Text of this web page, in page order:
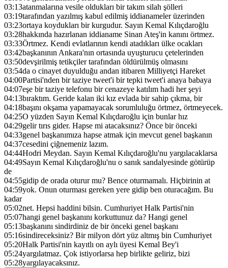
03:13atanmalarına vesile oldukları bir takım silah şölleri
03:19tarafından yazılmış kabul edilmiş iddianameler üzerinden
03:23ortaya koydukları bir kurgudur. Sayın Kemal Kılıçdaroğlu
03:28hakkında hazırlanan iddianame Sinan Ateş'in kanını örtmez.
03:33Örtmez. Kendi evlatlarının kendi atadıkları ülke ocakları
03:42başkanının Ankara'nın ortasında uyuşturucu çetelerinden
03:50devşirilmiş tetikçiler tarafından öldürülmüş olmasını
03:54da o cinayet duyulduğu andan itibaren Milliyetçi Hareket
04:00Partisi'nden bir taziye tweet'i bir tepki tweet'i anaya babaya
04:07eşe bir taziye telefonu bir cenazeye katılım hadi her şeyi
04:13bıraktım. Geride kalan iki kız evlada bir sahip çıkma, bir
04:18başını okşama yapamayacak sorumluluğu örtmez, örtmeyecek.
04:25O yüzden Sayın Kemal Kılıçdaroğlu için bunlar hız
04:29gelir tırıs gider. Hapse mi atacaksınız? Önce bir önceki
04:33genel başkanımıza hapse atmak için mevcut genel başkanın
04:37cesedini çiğnemeniz lazım.
04:44Hodri Meydan. Sayın Kemal Kılıçdaroğlu'nu yargılacaklarsa
04:49Sayın Kemal Kılıçdaroğlu'nu o sanık sandalyesinde götürüp
de
04:55gidip de orada oturur mu? Bence oturmamalı. Hiçbirinin at
04:59yok. Onun oturması gereken yere gidip ben oturacağım. Bu
kadar
05:02net. Hepsi haddini bilsin. Cumhuriyet Halk Partisi'nin
05:07hangi genel başkanını korkuttunuz da? Hangi genel
05:13başkanını sindirdiniz de bir önceki genel başkanı
05:16sindireceksiniz? Bir milyon dört yüz altmış bin Cumhuriyet
05:20Halk Partisi'nin kayıtlı on aylı üyesi Kemal Bey'i
05:24yargılatmaz. Çok istiyorlarsa hep birlikte geliriz, bizi
05:28yargılayacaksınız.